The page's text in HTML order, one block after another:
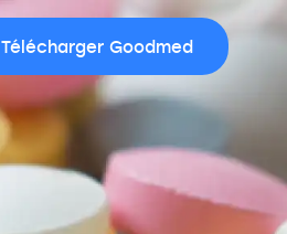
Télécharger Goodmed